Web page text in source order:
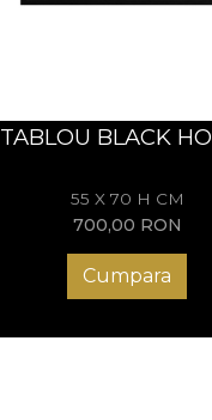
TABLOU BLACK
55 X 70 H CM
700,00 RON
Cumpara